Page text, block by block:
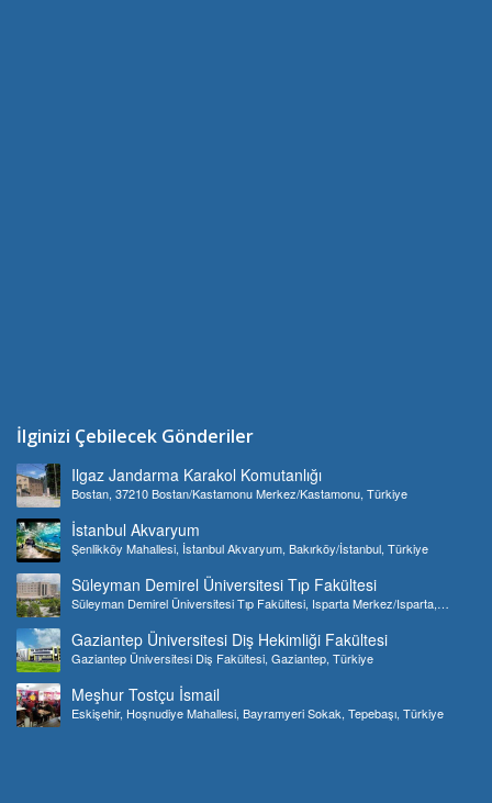
İlginizi Çebilecek Gönderiler
Ilgaz Jandarma Karakol Komutanlığı
Bostan, 37210 Bostan/Kastamonu Merkez/Kastamonu, Türkiye
İstanbul Akvaryum
Şenlikköy Mahallesi, İstanbul Akvaryum, Bakırköy/İstanbul, Türkiye
Süleyman Demirel Üniversitesi Tıp Fakültesi
Süleyman Demirel Üniversitesi Tıp Fakültesi, Isparta Merkez/Isparta,
Gaziantep Üniversitesi Diş Hekimliği Fakültesi
Gaziantep Üniversitesi Diş Fakültesi, Gaziantep, Türkiye
Meşhur Tostçu İsmail
Eskişehir, Hoşnudiye Mahallesi, Bayramyeri Sokak, Tepebaşı, Türkiye